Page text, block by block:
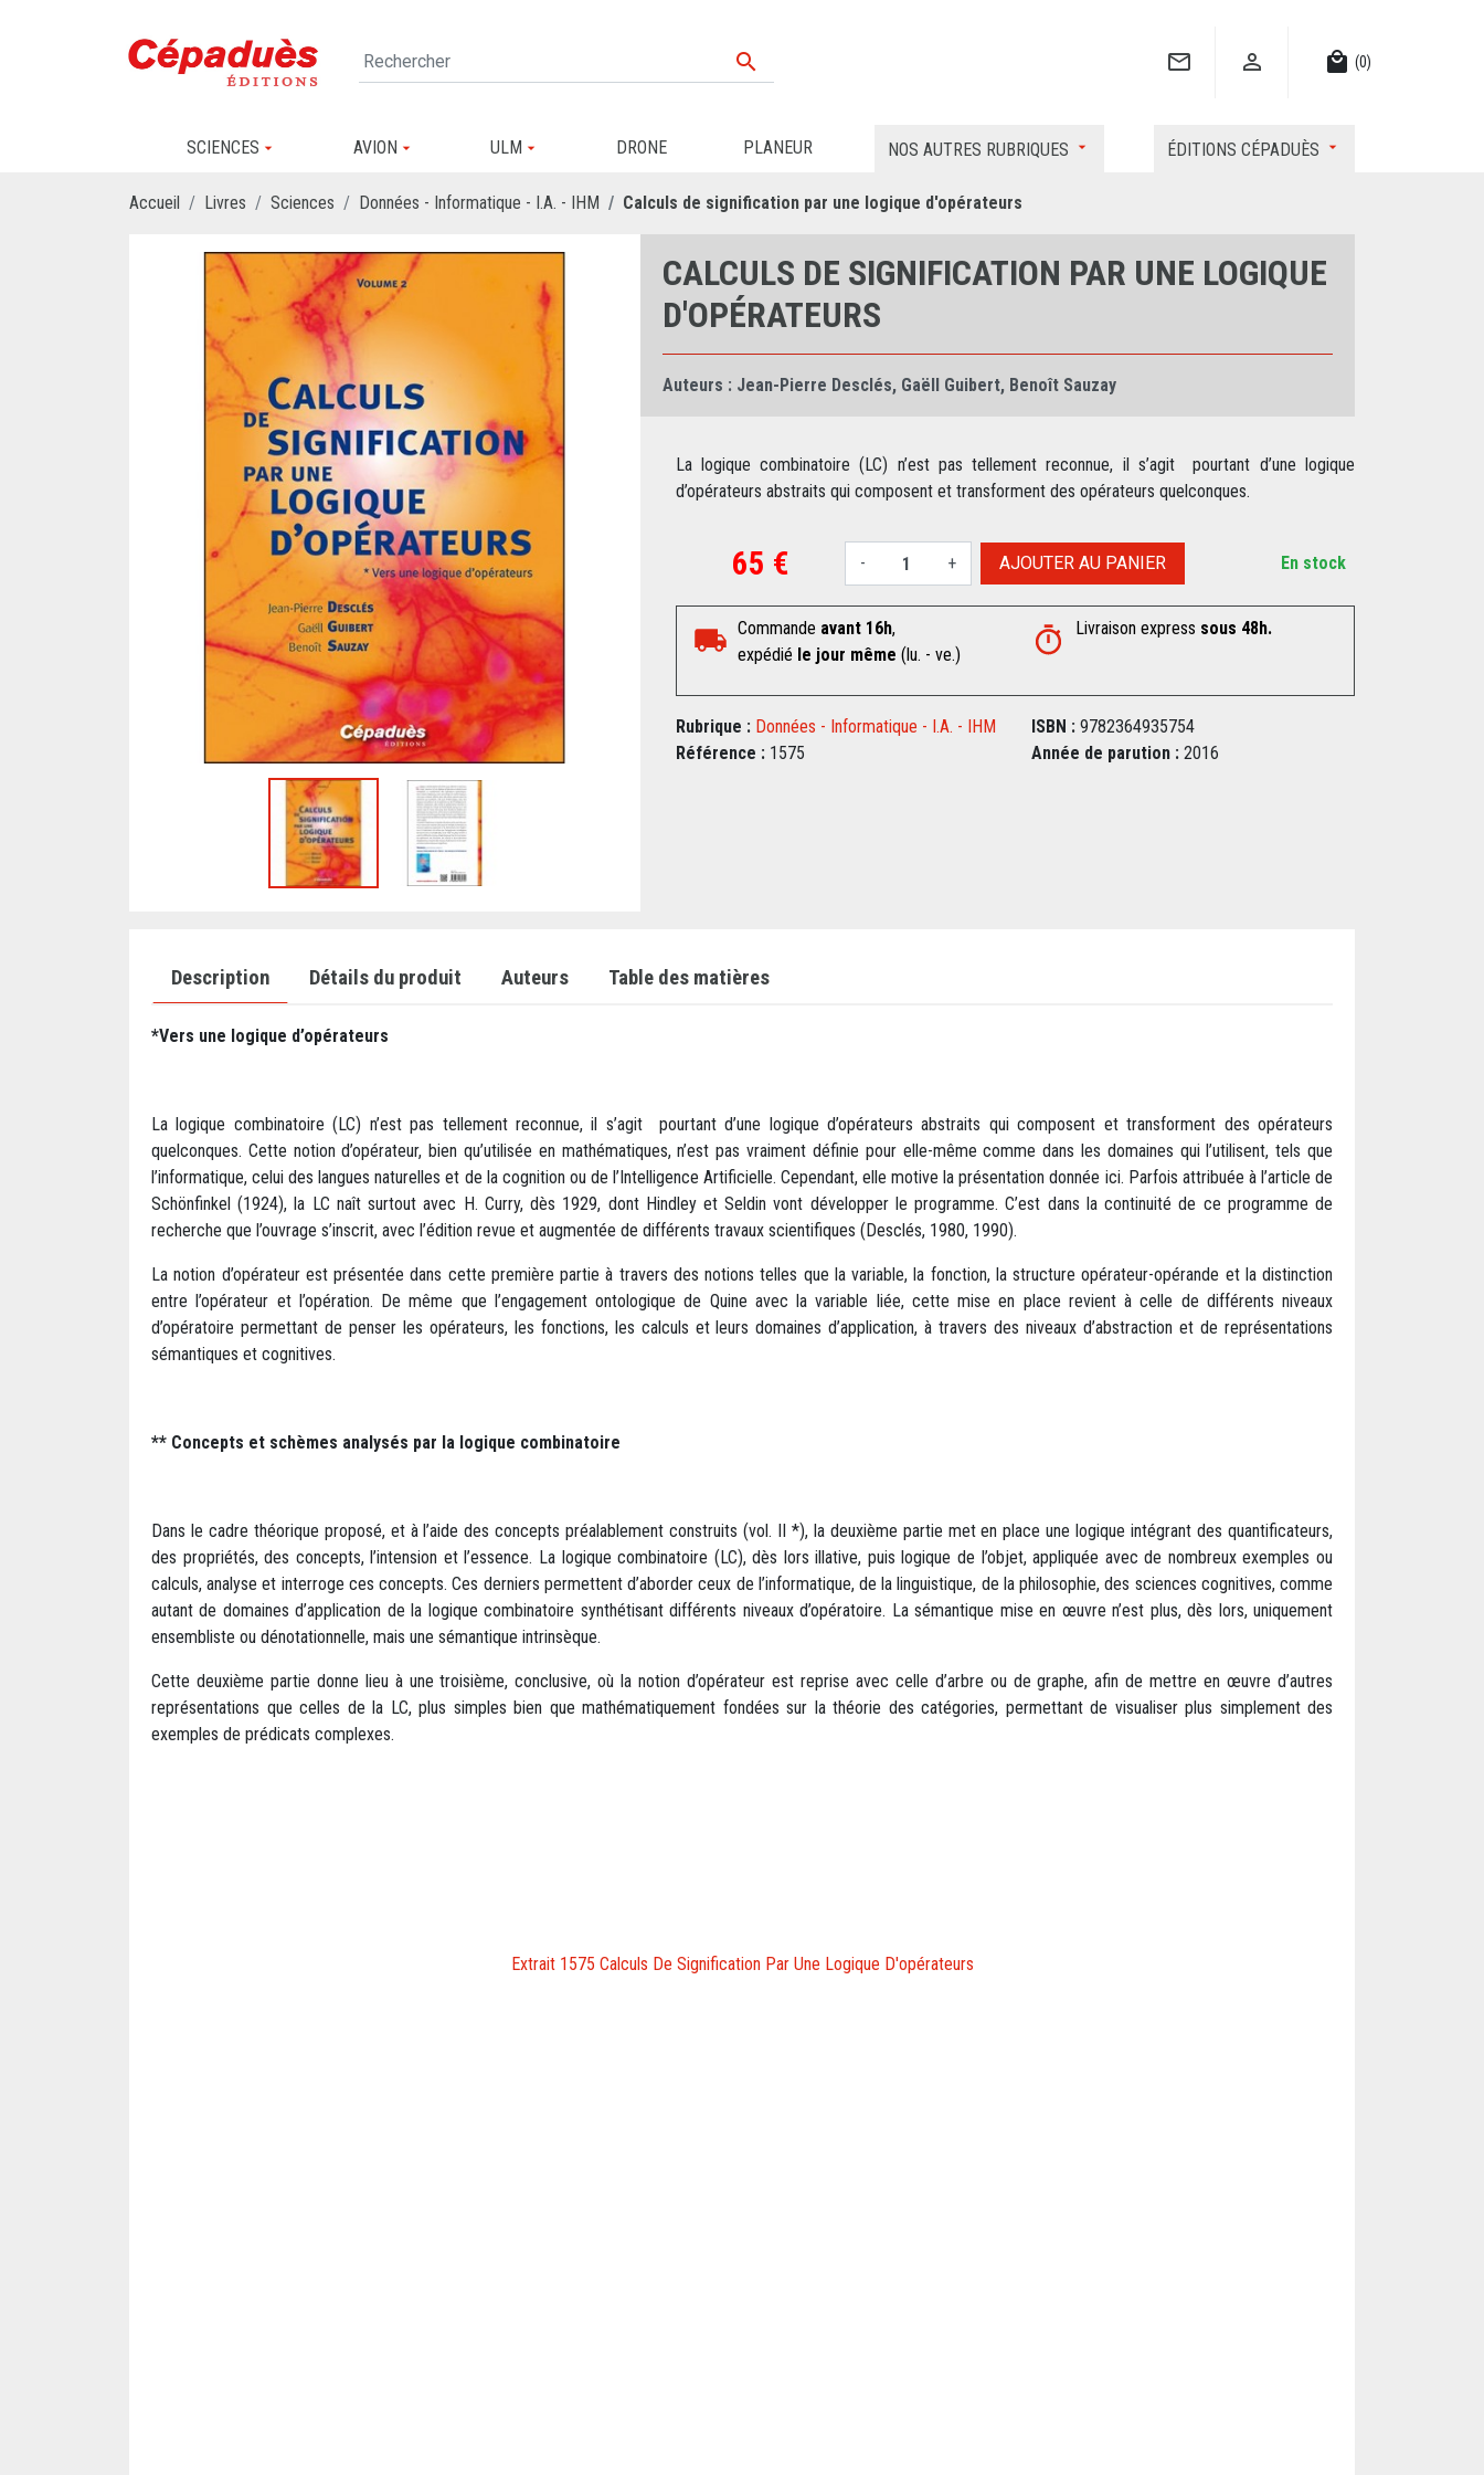
   local_mall (0)
SCIENCES AVION ULM DRONE PLANEUR NOS AUTRES RUBRIQUES ÉDITIONS CÉPADUÈS
Accueil Livres Sciences Données - Informatique - I.A. - IHM Calculs de signification par une logique d'opérateurs
CALCULS DE SIGNIFICATION PAR UNE LOGIQUE
D'OPÉRATEURS
Auteurs : Jean-Pierre Desclés, Gaëll Guibert, Benoît Sauzay
La logique combinatoire (LC) n’est pas tellement reconnue, il s’agit pourtant d’une logique
d’opérateurs abstraits qui composent et transforment des opérateurs quelconques.
65 € - + AJOUTER AU PANIER En stock
Commande avant 16h,
expédié le jour même (lu. - ve.)
Livraison express sous 48h.
Rubrique : Données - Informatique - I.A. - IHM ISBN : 9782364935754
Référence :1575 Année de parution : 2016
Description Détails du produit Auteurs Table des matières
*Vers une logique d’opérateurs
La logique combinatoire (LC) n’est pas tellement reconnue, il s’agit pourtant d’une logique d’opérateurs abstraits qui composent et transforment des opérateurs
quelconques. Cette notion d’opérateur, bien qu’utilisée en mathématiques, n’est pas vraiment définie pour elle-même comme dans les domaines qui l’utilisent, tels que
l’informatique, celui des langues naturelles et de la cognition ou de l’Intelligence Artificielle. Cependant, elle motive la présentation donnée ici. Parfois attribuée à l’article de
Schönfinkel (1924), la LC naît surtout avec H. Curry, dès 1929, dont Hindley et Seldin vont développer le programme. C’est dans la continuité de ce programme de
recherche que l’ouvrage s’inscrit, avec l’édition revue et augmentée de différents travaux scientifiques (Desclés, 1980, 1990).
La notion d’opérateur est présentée dans cette première partie à travers des notions telles que la variable, la fonction, la structure opérateur-opérande et la distinction
entre l’opérateur et l’opération. De même que l’engagement ontologique de Quine avec la variable liée, cette mise en place revient à celle de différents niveaux
d’opératoire permettant de penser les opérateurs, les fonctions, les calculs et leurs domaines d’application, à travers des niveaux d’abstraction et de représentations
sémantiques et cognitives.
** Concepts et schèmes analysés par la logique combinatoire
Dans le cadre théorique proposé, et à l’aide des concepts préalablement construits (vol. II *), la deuxième partie met en place une logique intégrant des quantificateurs,
des propriétés, des concepts, l’intension et l’essence. La logique combinatoire (LC), dès lors illative, puis logique de l’objet, appliquée avec de nombreux exemples ou
calculs, analyse et interroge ces concepts. Ces derniers permettent d’aborder ceux de l’informatique, de la linguistique, de la philosophie, des sciences cognitives, comme
autant de domaines d’application de la logique combinatoire synthétisant différents niveaux d’opératoire. La sémantique mise en œuvre n’est plus, dès lors, uniquement
ensembliste ou dénotationnelle, mais une sémantique intrinsèque.
Cette deuxième partie donne lieu à une troisième, conclusive, où la notion d’opérateur est reprise avec celle d’arbre ou de graphe, afin de mettre en œuvre d’autres
représentations que celles de la LC, plus simples bien que mathématiquement fondées sur la théorie des catégories, permettant de visualiser plus simplement des
exemples de prédicats complexes.
Extrait 1575 Calculs De Signification Par Une Logique D'opérateurs